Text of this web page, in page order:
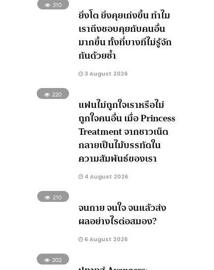
310
ยิ่งโต ยิ่งคุยเก่งขึ้น ทำไม
เราถึงชอบคุยกับคนอื่น
มากขึ้น ทั้งที่บางทีไม่รู้จัก
กันด้วยซ้ำ
3 August 2026
220
แฟนไม่ถูกใจเราหรือไม่
ถูกใจคนอื่น เมื่อ Princess
Treatment จากชาวเน็ต
กลายเป็นไม้บรรทัดใน
ความสัมพันธ์ของเรา
4 August 2026
210
จนกาย จนใจ จนแล้วส่ง
ผลอย่างไรต่อสมอง?
6 August 2026
202